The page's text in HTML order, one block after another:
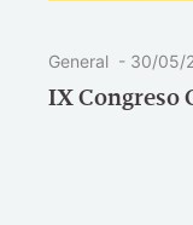
General - 30/05/
IX Congreso